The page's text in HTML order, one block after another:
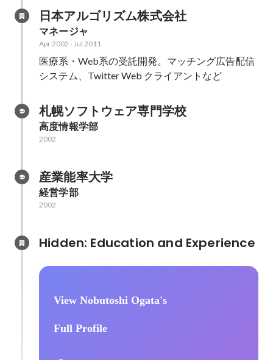
日本アルゴリズム株式会社
マネージャ
Apr 2002 -Jul 2011
医療系・Web系の受託開発。マッチング広告配信
システム、Twitter Web クライアントなど
札幌ソフトウェア専門学校
高度情報学部
2002
産業能率大学
経営学部
2002
View Nobutoshi Ogata's
Full Profile